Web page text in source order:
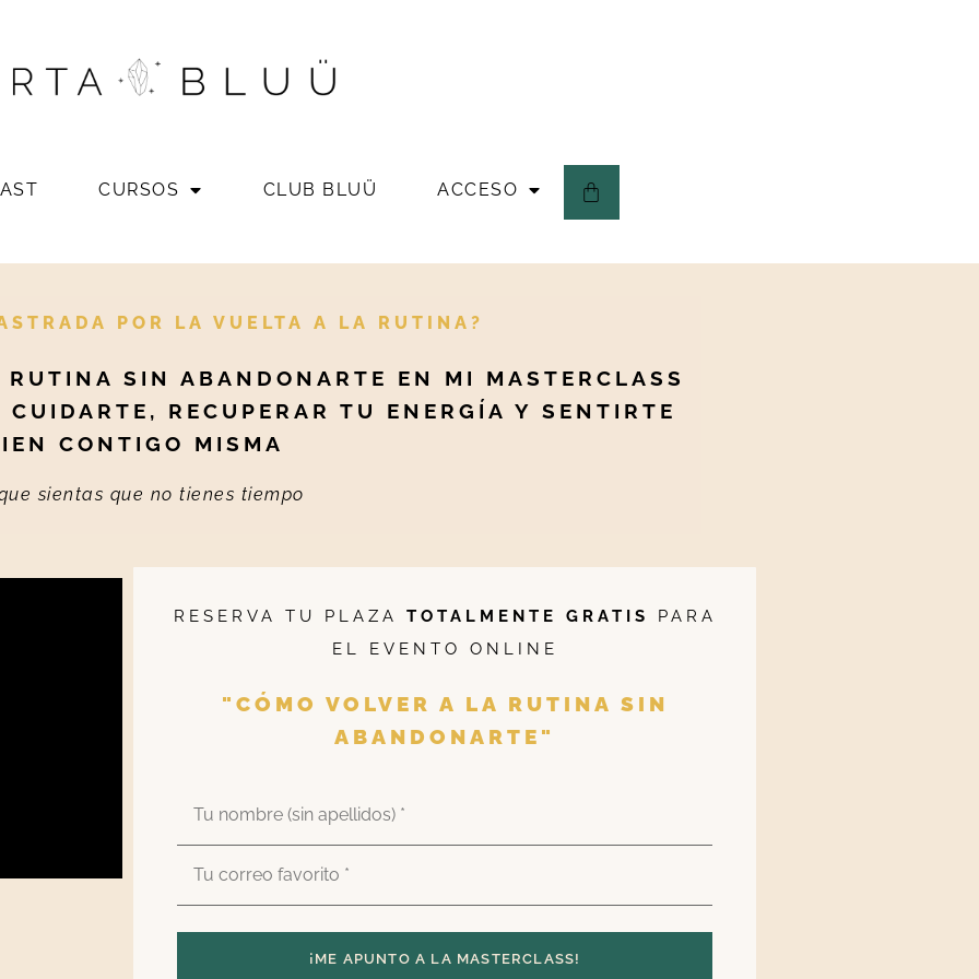
CURSOS CLUB BLUÜ ACCESO
POR LA VUELTA A LA RUTINA?
RUTINA SIN ABANDONARTE EN MI MASTERCLASS
RECUPERAR TU ENERGÍA Y SENTIRTE
CONTIGO MISMA
sientas que no tienes tiempo
RESERVA TU PLAZA TOTALMENTE GRATIS
PARA
EL EVENTO ONLINE
"CÓMO VOLVER A LA RUTINA SIN
ABANDONARTE"
¡ME APUNTO A LA MASTERCLASS!